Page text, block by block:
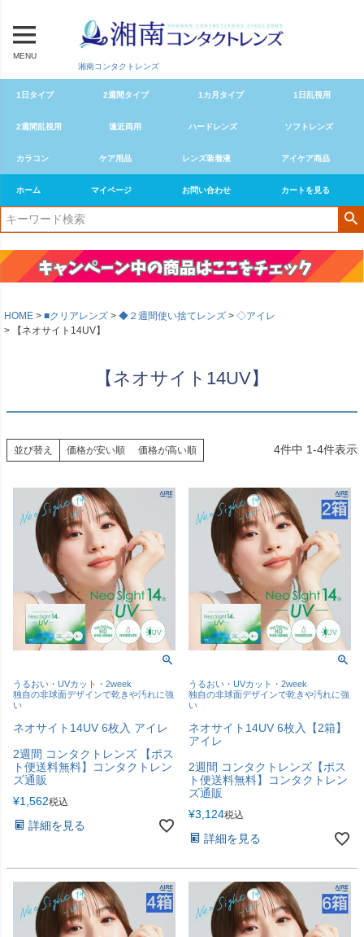
MENU
湘南コンタクトレンズ
1日タイプ 2週間タイプ 1カ月タイプ 1日乱視用
2週間乱視用 遠近両用 ハードレンズ ソフトレンズ
カラコン ケア用品 レンズ装着液 アイケア商品
ホーム マイページ お問い合わせ カートを見る
HOME ■クリアレンズ ◆２週間使い捨てレンズ
◇アイレ
【ネオサイト14UV】
【ネオサイト14UV】
並び替え 価格が安い順 価格が高い順 4件中 1-4件表示
うるおい・UVカット・2week
独自の非球面デザインで乾きや汚れに強
い
ネオサイト14UV 6枚入 アイレ
2週間 コンタクトレンズ 【ポス
ト便送料無料】コンタクトレン
ズ通販
¥1,562税込
詳細を見る
うるおい・UVカット・2week
独自の非球面デザインで乾きや汚れに強
い
ネオサイト14UV 6枚入【2箱】
アイレ
2週間 コンタクトレンズ【ポス
ト便送料無料】コンタクトレン
ズ通販
¥3,124税込
詳細を見る